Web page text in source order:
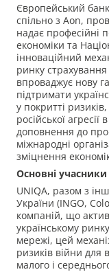
Європейський
спільно з Aon,
надає професійні
економіки та
інноваційний
ринку страхування
впроваджує нову
підтримати
у покритті
російської
доповнення до
міжнародні
зміцнення
Основні
UNIQA, разом з
України (INGO,
компаній, що
українському
мережі, цей
ризиків війни для
малого і